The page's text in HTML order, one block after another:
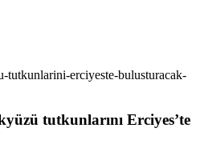
tutkunlarını Erciyes’te